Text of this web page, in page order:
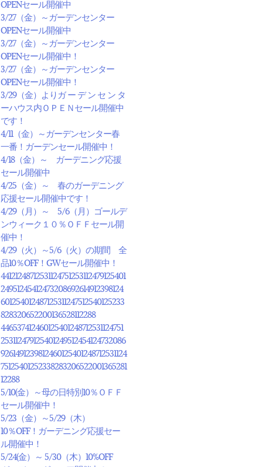
OPENセール開催中
3/27（金）～ガーデンセンター
OPENセール開催中
3/27（金）～ガーデンセンター
OPENセール開催中！
3/27（金）～ガーデンセンター
OPENセール開催中！
3/29（金）よりガ ー デ ン セ ン タ
ーハウス内ＯＰＥＮセール開催中
です！
4/11（金）～ガーデンセンター春
一番！ガーデンセール開催中！
4/18（金）～ ガーデニング応援
セール開催中
4/25（金）～ 春のガーデニング
応援セール開催中です！
4/29（月）～ 5/6（月）ゴールデ
ンウィーク１０％ＯＦＦセール開
催中！
4/29（火）～5/6（火）の期間 全
品10％OFF！GWセール開催中！
44121248712531124751253112479125401
24951245412473208692614912398124
601254012487125311247512540125233
828320652200136528112288
446537412460125401248712531124751
253112479125401249512454124732086
9261491239812460125401248712531124
75125401252338283206522001365281
12288
5/10(金）～母の日特別10％ＯＦＦ
セール開催中！
5/23（金）～5/29（木）
10％OFF！ガーデニング応援セー
ル開催中！
5/24(金）～ 5/30（木）10%OFF